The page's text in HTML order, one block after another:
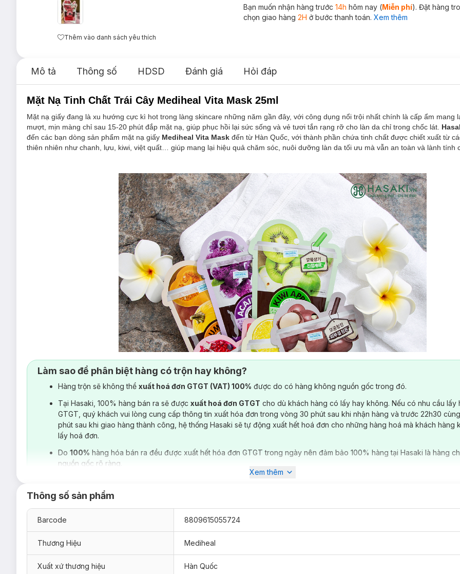
Thêm vào danh sách yêu thích
Bạn muốn nhận hàng trước 14h hôm nay (Miễn phí). Đặt hàng
chọn giao hàng 2H ở bước thanh toán. Xem thêm
Mô tả Thông số HDSD Đánh giá Hỏi đáp
Mặt Nạ Tinh Chất Trái Cây Mediheal Vita Mask 25ml
Mặt nạ giấy đang là xu hướng cực kì hot trong làng skincare những năm gần đây, với công dụng nổi trội nhất chính là cấp ẩm mang
mượt, mịn màng chỉ sau 15-20 phút đắp mặt nạ, giúp phục hồi lại sức sống và vẻ tươi tắn rạng rỡ cho làn da chỉ trong chốc lát.
đến các bạn dòng sản phẩm mặt nạ giấy Mediheal Vita Mask đến từ Hàn Quốc, với thành phần chứa tinh chất được chiết xuất từ
thiên nhiên như chanh, lựu, kiwi, việt quất… giúp mang lại hiệu quả chăm sóc, nuôi dưỡng làn da tối ưu mà vẫn an toàn và lành tính
Làm sao để phân biệt hàng có trộn hay không?
Hàng trộn sẽ không thể xuất hoá đơn GTGT (VAT) 100% được do có hàng không nguồn gốc trong đó.
Tại Hasaki, 100% hàng bán ra sẽ được xuất hoá đơn GTGT cho dù khách hàng có lấy hay không. Nếu có nhu cầu lấy
GTGT, quý khách vui lòng cung cấp thông tin xuất hóa đơn trong vòng 30 phút sau khi nhận hàng và trước 22h30
phút sau khi giao hàng thành công, hệ thống Hasaki sẽ tự động xuất hết hoá đơn cho những hàng hoá mà khách hàng
lấy hoá đơn.
Do 100% hàng hóa bán ra đều được xuất hết hóa đơn GTGT trong ngày nên đảm bảo 100% hàng tại Hasaki là hàng
nguồn gốc rõ ràng.
Xem thêm
Thông số sản phẩm
Barcode 8809615055724
Thương Hiệu Mediheal
Xuất xứ thương hiệu Hàn Quốc